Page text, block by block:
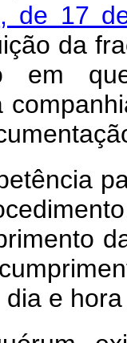
de 17
da
em
e